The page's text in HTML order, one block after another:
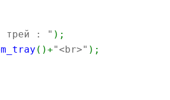
трей : " ) ;
( )+"<br>" ) ;